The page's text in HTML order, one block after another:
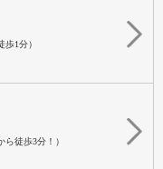
歩1分）
ら徒歩3分！）